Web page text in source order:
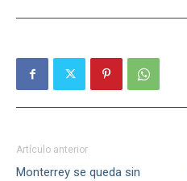
Artículo anterior
Monterrey se queda sin